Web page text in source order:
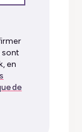
sont
en
de